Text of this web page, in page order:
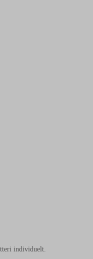
individuelt.